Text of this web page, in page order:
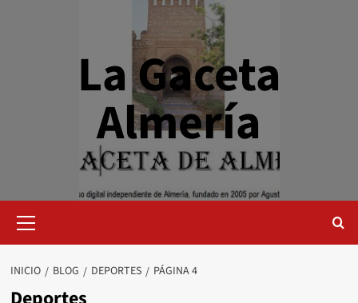
La Gaceta
Almería
primario
INICIO BLOG DEPORTES PÁGINA 4